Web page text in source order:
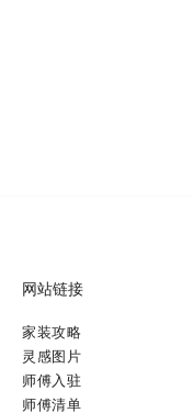
网站链接
家装攻略
灵感图片
师傅入驻
师傅清单